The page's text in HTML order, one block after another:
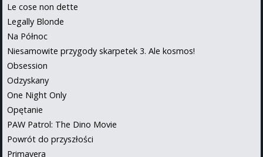
Le cose non dette
Legally Blonde
Na Północ
Niesamowite przygody skarpetek 3. Ale kosmos!
Obsession
Odzyskany
One Night Only
Opętanie
PAW Patrol: The Dino Movie
Powrót do przyszłości
Primavera